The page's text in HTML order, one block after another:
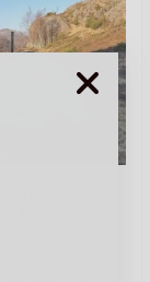
15.4kg
8 PC
valmistettu